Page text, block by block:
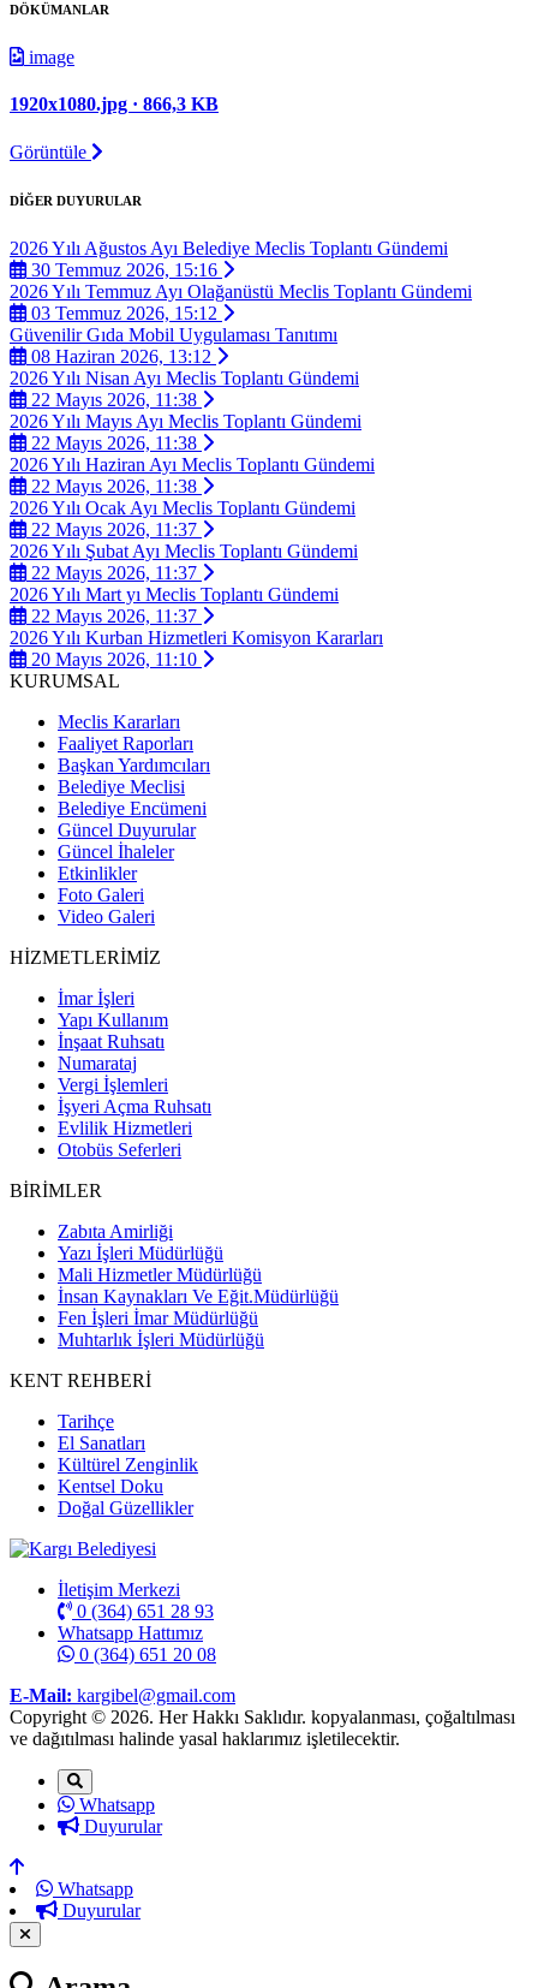
DÖKÜMANLAR
image
1920x1080.jpg · 866,3 KB
Görüntüle
DİĞER DUYURULAR
2026 Yılı Ağustos Ayı Belediye Meclis Toplantı Gündemi
30 Temmuz 2026, 15:16
2026 Yılı Temmuz Ayı Olağanüstü Meclis Toplantı Gündemi
03 Temmuz 2026, 15:12
Güvenilir Gıda Mobil Uygulaması Tanıtımı
08 Haziran 2026, 13:12
2026 Yılı Nisan Ayı Meclis Toplantı Gündemi
22 Mayıs 2026, 11:38
2026 Yılı Mayıs Ayı Meclis Toplantı Gündemi
22 Mayıs 2026, 11:38
2026 Yılı Haziran Ayı Meclis Toplantı Gündemi
22 Mayıs 2026, 11:38
2026 Yılı Ocak Ayı Meclis Toplantı Gündemi
22 Mayıs 2026, 11:37
2026 Yılı Şubat Ayı Meclis Toplantı Gündemi
22 Mayıs 2026, 11:37
2026 Yılı Mart yı Meclis Toplantı Gündemi
22 Mayıs 2026, 11:37
2026 Yılı Kurban Hizmetleri Komisyon Kararları
20 Mayıs 2026, 11:10
KURUMSAL
Meclis Kararları
Faaliyet Raporları
Başkan Yardımcıları
Belediye Meclisi
Belediye Encümeni
Güncel Duyurular
Güncel İhaleler
Etkinlikler
Foto Galeri
Video Galeri
HİZMETLERİMİZ
İmar İşleri
Yapı Kullanım
İnşaat Ruhsatı
Numarataj
Vergi İşlemleri
İşyeri Açma Ruhsatı
Evlilik Hizmetleri
Otobüs Seferleri
BİRİMLER
Zabıta Amirliği
Yazı İşleri Müdürlüğü
Mali Hizmetler Müdürlüğü
İnsan Kaynakları Ve Eğit.Müdürlüğü
Fen İşleri İmar Müdürlüğü
Muhtarlık İşleri Müdürlüğü
KENT REHBERİ
Tarihçe
El Sanatları
Kültürel Zenginlik
Kentsel Doku
Doğal Güzellikler
İletişim Merkezi
0 (364) 651 28 93
Whatsapp Hattımız
0 (364) 651 20 08
E-Mail: kargibel@gmail.com
Copyright © 2026. Her Hakkı Saklıdır. kopyalanması, çoğaltılması
ve dağıtılması halinde yasal haklarımız işletilecektir.
Whatsapp
Duyurular
Whatsapp
Duyurular